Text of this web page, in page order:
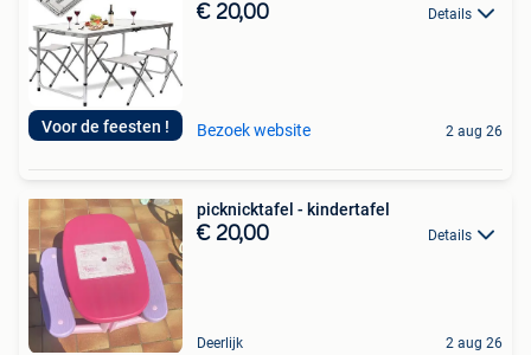
Voor de feesten !
€ 20,00 Details
Bezoek website 2 aug 26
picknicktafel - kindertafel
€ 20,00 Details
Deerlijk 2 aug 26